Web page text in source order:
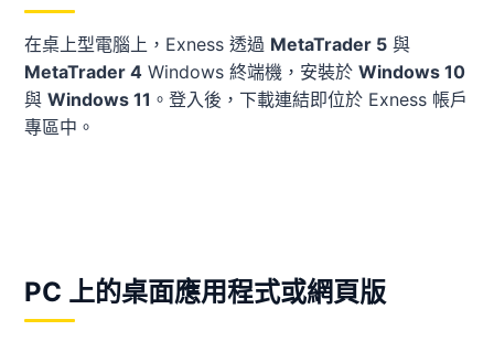
在桌上型電腦上，Exness 透過 MetaTrader 5 與
MetaTrader 4 Windows 終端機，安裝於 Windows 10
與 Windows 11 。登入後，下載連結即位於 Exness 帳戶
專區中。
PC 上的桌面應用程式或網頁版